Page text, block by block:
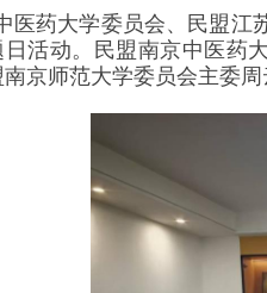
医药大学委员会、民盟江
日活动。民盟南京中医
京师范大学委员会主委